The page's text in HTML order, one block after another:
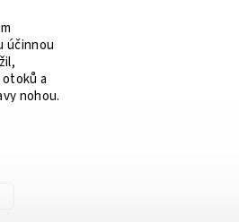
účinnou
a
nohou.